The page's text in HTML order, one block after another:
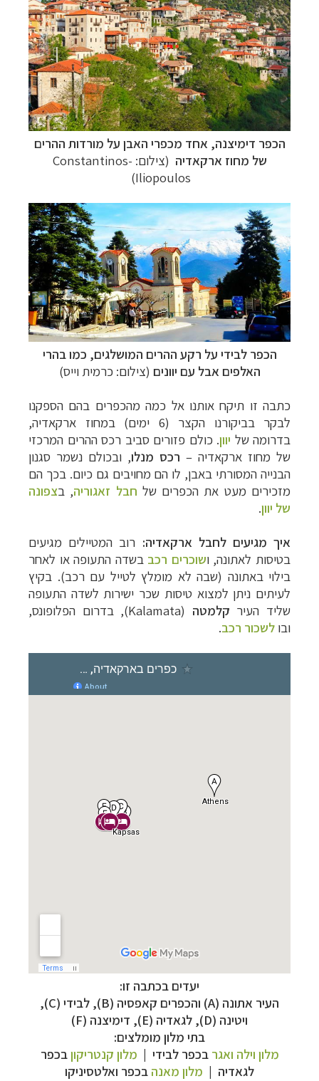
הכפר דימיצנה, אחד מכפרי האבן על מורדות ההרים
של מחוז ארקאדיה
(צילום: Constantinos-
Iliopoulos)
הכפר לבידי על רקע ההרים המושלגים, כמו בהרי
האלפים אבל עם יוונים (צילום: כרמית וייס)
כתבה זו תיקח אותנו אל כמה מהכפרים בהם הספקנו
לבקר בביקורנו הקצר (6 ימים) במחוז ארקאדיה,
בדרומה של יוון. כולם פזורים סביב רכס ההרים המרכזי
של מחוז ארקאדיה – רכס מנלו, ובכולם נשמר סגנון
הבנייה המסורתי באבן, לו הם מחויבים גם כיום. בכך הם
מזכירים מעט את הכפרים של חבל זאגוריה, בצפונה
של יוון.
איך מגיעים לחבל ארקאדיה: רוב המטיילים מגיעים
בטיסות לאתונה,ושוכרים רכב בשדה התעופה או לאחר
בילוי באתונה (שבה לא מומלץ לטייל עם רכב). בקיץ
לעיתים ניתן למצוא טיסות שכר ישירות לשדה התעופה
שליד העיר קלמטה (
Kalamata), בדרום הפלופונס,
ובו לשכור רכב.
יעדים בכתבה זו:
העיר אתונה (A) והכפרים קאפסיה (B), לבידי (C
),
ויטינה (D), לגאדיה (E), דימיצנה (F
)
בתי מלון מומלצים:
מלון וילה ואגר בכפר לבידי | מלון קנטריקוןבכפר
לגאדיה | מלון מאנה בכפר ואלטסיניקו
מסלולים מוכנים ב-11 יעדים לחצו לבחירת המסלול
המתאים לכם »
מעטפת לוגיסטית מלאה: מלונות, רכב ופעילויות
לחצו למידע נוסף »
מערכת ניווט חכמה וליווי לאורך כל הדרך
להסבר על השירות »